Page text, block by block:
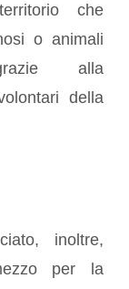
che
o animali
alla
della
inoltre,
per la